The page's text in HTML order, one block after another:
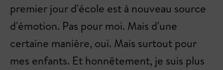
premier jour d'école est à nouveau source
d'émotion. Pas pour moi. Mais d'une
certaine manière, oui. Mais surtout pour
mes enfants. Et honnêtement, je suis plus